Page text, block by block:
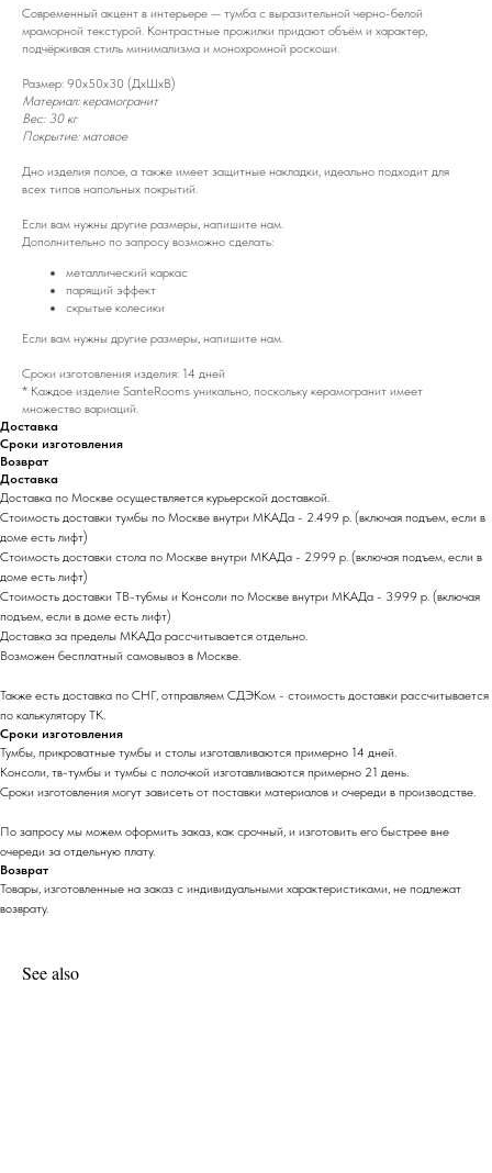
Современный акцент в интерьере — тумба с выразительной черно-белой
мраморной текстурой. Контрастные прожилки придают объём и характер,
подчёркивая стиль минимализма и монохромной роскоши.
Размер: 90x50x30 (ДxШxВ)
Материал: керамогранит
Вес: 30 кг
Покрытие: матовое
Дно изделия полое, а также имеет защитные накладки, идеально подходит для
всех типов напольных покрытий.
Если вам нужны другие размеры, напишите нам.
Дополнительно по запросу возможно сделать:
металлический каркас
парящий эффект
скрытые колесики
Если вам нужны другие размеры, напишите нам.
Сроки изготовления изделия: 14 дней
* Каждое изделие SanteRooms уникально, поскольку керамогранит имеет
множество вариаций.
Доставка
Сроки изготовления
Возврат
Доставка
Доставка по Москве осуществляется курьерской доставкой.
Стоимость доставки тумбы по Москве внутри МКАДа - 2.499 р. (включая подъем, если в
доме есть лифт)
Стоимость доставки стола по Москве внутри МКАДа - 2.999 р. (включая подъем, если в
доме есть лифт)
Стоимость доставки ТВ-тубмы и Консоли по Москве внутри МКАДа - 3.999 р. (включая
подъем, если в доме есть лифт)
Доставка за пределы МКАДа раcсчитывается отдельно.
Возможен бесплатный самовывоз в Москве.
Также есть доставка по СНГ, отправляем СДЭКом - стоимость доставки рассчитывается
по калькулятору ТК.
Сроки изготовления
Тумбы, прикроватные тумбы и столы изготавливаются примерно 14 дней.
Консоли, тв-тумбы и тумбы с полочкой изготавливаются примерно 21 день.
Сроки изготовления могут зависеть от поставки материалов и очереди в производстве.
По запросу мы можем оформить заказ, как срочный, и изготовить его быстрее вне
очереди за отдельную плату.
Возврат
Товары, изготовленные на заказ с индивидуальными характеристиками, не подлежат
возврату.
See also